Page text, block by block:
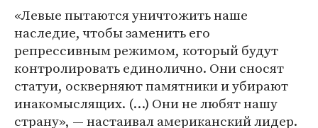
«Левые пытаются уничтожить наше
наследие, чтобы заменить его
репрессивным режимом, который будут
контролировать единолично. Они сносят
статуи, оскверняют памятники и убирают
инакомыслящих. (…) Они не любят нашу
страну», — настаивал американский лидер.